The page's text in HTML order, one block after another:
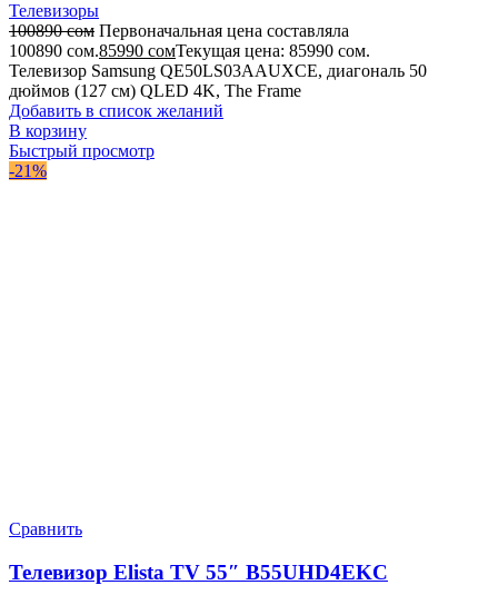
Телевизоры
100890сом Первоначальная цена составляла
100890 сом.85990 сомТекущая цена: 85990 сом.
Телевизор Samsung QE50LS03AAUXCE, диагональ 50
дюймов (127 см) QLED 4K, The Frame
Добавить в список желаний
В корзину
Быстрый просмотр
-21%
Сравнить
Телевизор Elista TV 55″ B55UHD4EKC